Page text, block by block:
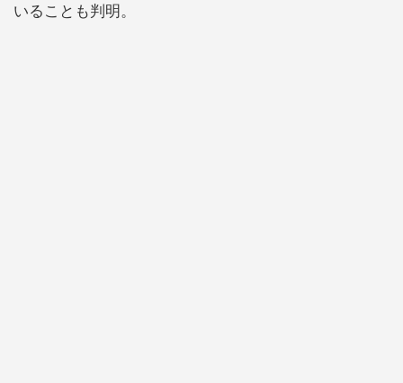
いることも判明。